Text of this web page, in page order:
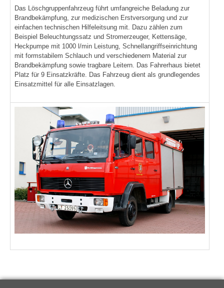
Das Löschgruppenfahrzeug führt umfangreiche Beladung zur
Brandbekämpfung, zur medizischen Erstversorgung und zur
einfachen technischen Hilfeleitsung mit. Dazu zählen zum
Beispiel Beleuchtungssatz und Stromerzeuger, Kettensäge,
Heckpumpe mit 1000 l/min Leistung, Schnellangriffseinrichtung
mit formstabilem Schlauch und verschiedenem Material zur
Brandbekämpfung sowie tragbare Leitern. Das Fahrerhaus bietet
Platz für 9 Einsatzkräfte. Das Fahrzeug dient als grundlegendes
Einsatzmittel für alle Einsatzlagen.